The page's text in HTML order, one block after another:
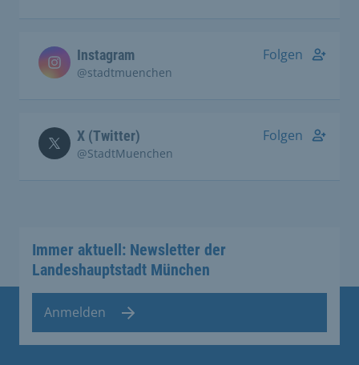
Instagram
@stadtmuenchen
Folgen
X (Twitter)
@StadtMuenchen
Folgen
Immer aktuell: Newsletter der
Landeshauptstadt München
Anmelden